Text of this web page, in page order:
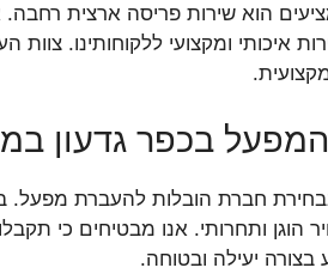
הוא שירות פריסה ארצית רחבה.
איכותי ומקצועי ללקוחותינו. צוות
בכפר גדעון
חברת הובלות להעברת מפעל.
הוגן ותחרותי. אנו מבטיחים כי
בצורה יעילה ובטוחה.